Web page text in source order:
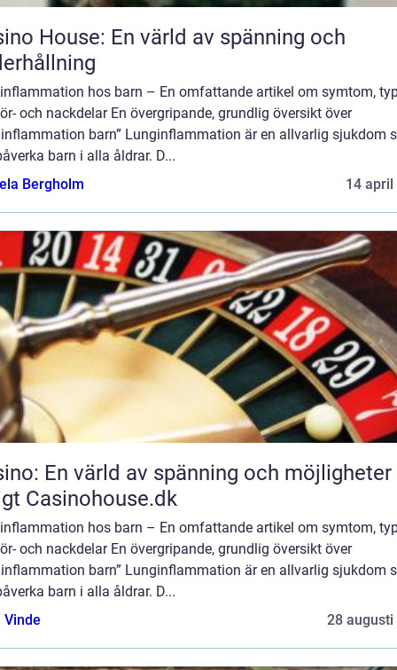
House: En värld av spänning och
hos barn – En omfattande artikel om symtom,
och nackdelar En övergripande, grundlig översikt över
barn” Lunginflammation är en allvarlig sjukdom
barn i alla åldrar. D...
Bergholm
14 april
En värld av spänning och möjligheter
Casinohouse.dk
hos barn – En omfattande artikel om symtom,
och nackdelar En övergripande, grundlig översikt över
barn” Lunginflammation är en allvarlig sjukdom
barn i alla åldrar. D...
Vinde
28 augusti